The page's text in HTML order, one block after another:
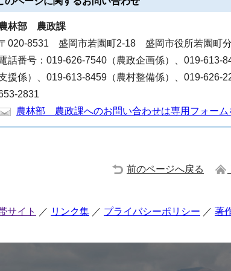
林部 農政課
020-8531 盛岡市若園町2-18 盛岡市役所若園町
話番号：019-626-7540（農政企画係）、019-613-
援係）、019-613-8459（農村整備係）、019-626-
2831
農林部 農政課へのお問い合わせは専用フォーム
前のページへ戻る
サイト リンク集 プライバシーポリシー 著